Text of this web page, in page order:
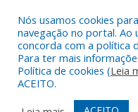
Todos os direitos
Mapa do Site Acessar
Nós usamos cookies
navegação no portal. Ao
concorda com a política
Para ter mais
Política de cookies (Leia
ACEITO.